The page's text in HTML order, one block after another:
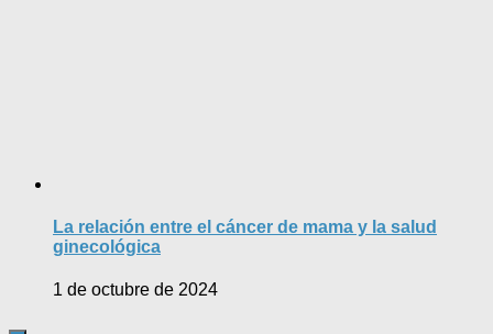
La relación entre el cáncer de mama y la salud
ginecológica
1 de octubre de 2024